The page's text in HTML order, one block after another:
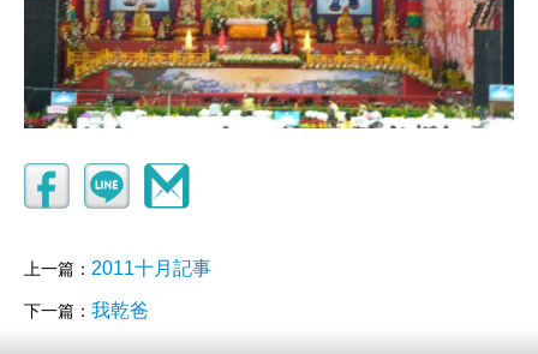
上一篇： 2011十月記事
下一篇： 我乾爸